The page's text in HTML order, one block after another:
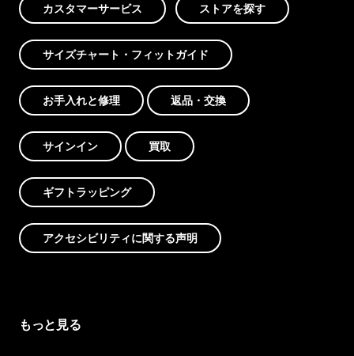
カスタマーサービス ストアを探す
サイズチャート・フィットガイド
お手入れと修理 返品・交換
サインイン 買取
ギフトラッピング
アクセシビリティに関する声明
もっと見る